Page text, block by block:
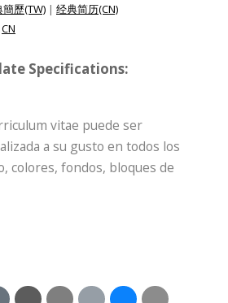
歷(TW) | 经典简历(CN)
CN
Specifications:
vitae puede ser
a su gusto en todos los
colores, fondos, bloques de